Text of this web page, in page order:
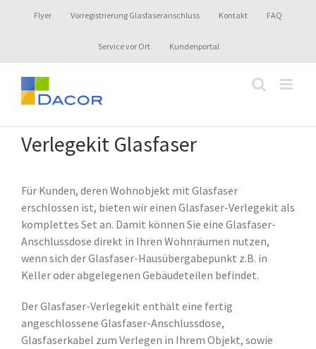
Flyer Vorregistrierung Glasfaseranschluss Kontakt FAQ
Service vor Ort Kundenportal
Verlegekit Glasfaser
Für Kunden, deren Wohnobjekt mit Glasfaser
erschlossen ist, bieten wir einen Glasfaser-Verlegekit als
komplettes Set an. Damit können Sie eine Glasfaser-
Anschlussdose direkt in Ihren Wohnräumen nutzen,
wenn sich der Glasfaser-Hausübergabepunkt z.B. in
Keller oder abgelegenen Gebäudeteilen befindet.
Der Glasfaser-Verlegekit enthält eine fertig
angeschlossene Glasfaser-Anschlussdose,
Glasfaserkabel zum Verlegen in Ihrem Objekt, sowie